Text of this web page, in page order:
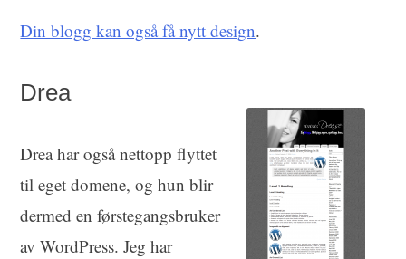
Din blogg kan også få nytt design.
Drea
Drea har også nettopp flyttet
til eget domene, og hun blir
dermed en førstegangsbruker
av WordPress. Jeg har